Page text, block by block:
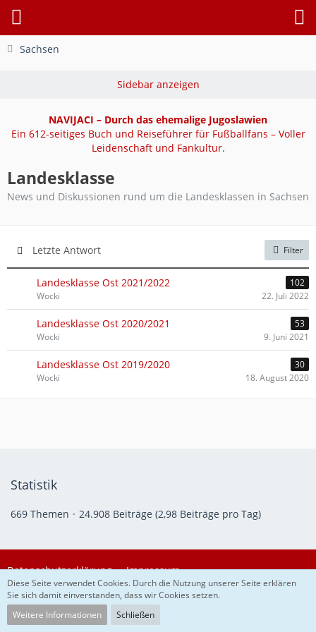
Sachsen
NAVIJACI – Durch das ehemalige Jugoslawien
Ein 612-seitiges Buch und Reiseführer für Fußballfans – Voller
Leidenschaft und Fankultur.
Landesklasse
News und Diskussionen rund um die Landesklassen in Sachsen
Letzte Antwort Filter
Landesklasse Ost 2021/2022
102
Wocki
22. Juli 2022
Landesklasse Ost 2020/2021
53
Wocki
9. Juni 2021
Landesklasse Ost 2019/2020
30
Wocki
18. August 2020
Statistik
669 Themen 24.908 Beiträge (2,98 Beiträge pro Tag)
Datenschutzerklärung Impressum
Community-Software:
Diese Seite verwendet Cookies. Durch die Nutzung unserer Seite erklären
Sie sich damit einverstanden, dass wir Cookies setzen.
Weitere Informationen
Schließen